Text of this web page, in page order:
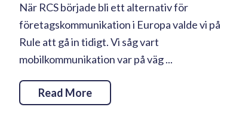
När RCS började bli ett alternativ för
företagskommunikation i Europa valde vi på
Rule att gå in tidigt. Vi såg vart
mobilkommunikation var på väg ...
Read More